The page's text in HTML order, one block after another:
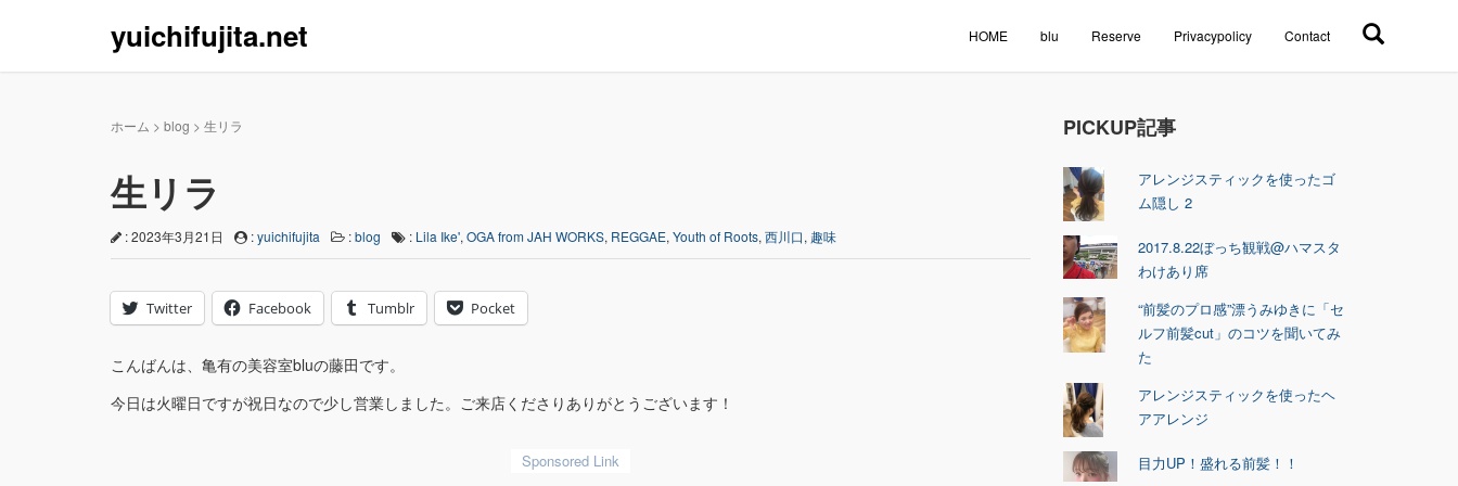
yuichifujita.net HOME blu Reserve Privacypolicy Contact
ホーム > blog > 生リラ
生リラ
: 2023年3月21日 :yuichifujita :blog : Lila Ike', OGA from JAH WORKS, REGGAE, Youth of Roots, 西川口, 趣味
Twitter Facebook Tumblr Pocket
こんばんは、亀有の美容室bluの藤田です。
今日は火曜日ですが祝日なので少し営業しました。ご来店くださりありがとうございます！
PICKUP記事
アレンジスティックを使ったゴ
ム隠し 2
2017.8.22ぼっち観戦@ハマスタ
わけあり席
“前髪のプロ感”漂うみゆきに「セ
ルフ前髪cut」のコツを聞いてみ
た
アレンジスティックを使ったヘ
アアレンジ
目力UP！盛れる前髪！！